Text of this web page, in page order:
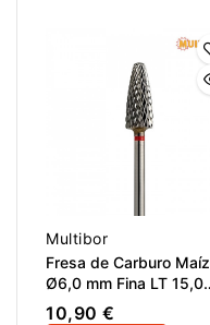
Multibor
Fresa de Carburo Maíz
Ø6,0 mm Fina LT 15,0
mm
10,90 €